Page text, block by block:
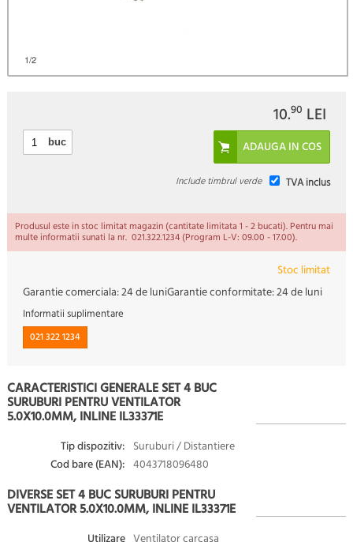
1/2
10.90 LEI
buc
TVA inclus
Include timbrul verde
Produsul este in stoc limitat magazin (cantitate limitata 1 - 2 bucati). Pentru mai
multe informatii sunati la nr. 021.322.1234 (Program L-V: 09.00 - 17.00).
Stoc limitat
Garantie comerciala:24 de luniGarantie conformitate:24 de luni
Informatii suplimentare
021 322 1234
CARACTERISTICI GENERALE SET 4 BUC
SURUBURI PENTRU VENTILATOR
5.0X10.0MM, INLINE IL33371E
Tip dispozitiv: Suruburi / Distantiere
Cod bare (EAN): 4043718096480
DIVERSE SET 4 BUC SURUBURI PENTRU
VENTILATOR 5.0X10.0MM, INLINE IL33371E